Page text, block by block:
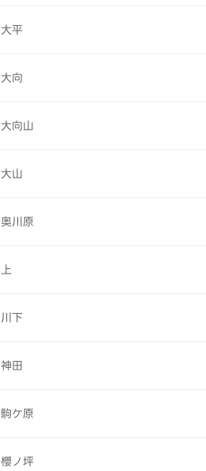
大平
大向
大向山
大山
奥川原
上
川下
神田
駒ケ原
櫻ノ坪